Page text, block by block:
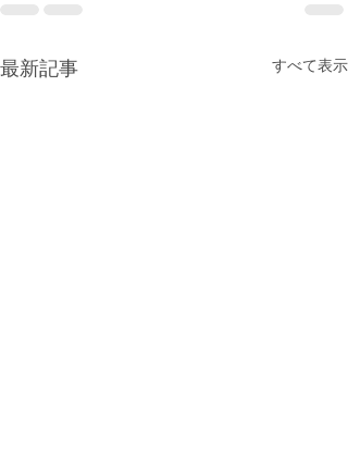
最新記事 すべて表示